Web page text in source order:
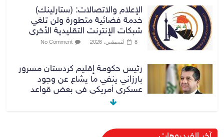
الإعلام والاتصالات: (ستارلينك)
خدمة فضائية متطورة ولن تلغي
شبكات الإنترنت التقليدية الأخرى
8 أغسطس، 2026 No Comment
رئيس حكومة إقليم كردستان مسرور
بارزاني ينفي ما يشاع عن وجود
عسكري أمريكي في بعض قواعد